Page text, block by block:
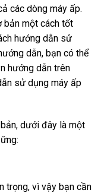
các dòng máy ấp.
bản một cách tốt
hướng dẫn sử
dẫn, bạn có thể
hướng dẫn trên
sử dụng máy ấp
dưới đây là một
trọng, vì vậy bạn cần